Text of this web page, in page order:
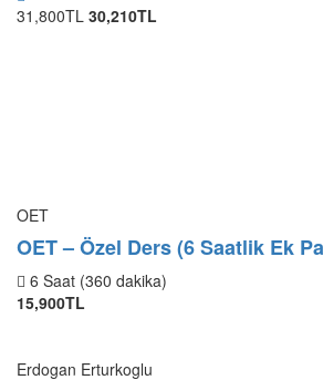
31,800TL 30,210TL
OET
OET – Özel Ders (6 Saatlik Ek
6 Saat (360 dakika)
15,900TL
Erdogan Erturkoglu